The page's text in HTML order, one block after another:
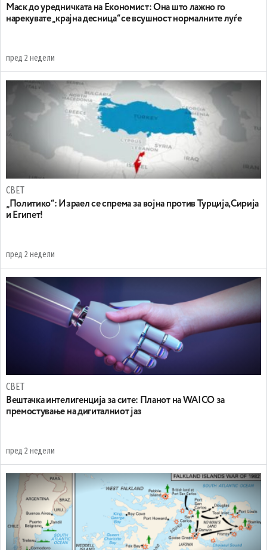
Маск до уредничката на Економист: Она што лажно го
нарекувате „крајна десница“ се всушност нормалните луѓе
пред 2 недели
СВЕТ
„Политико“: Израел се спрема за војна против Турција,Сирија
и Египет!
пред 2 недели
СВЕТ
Вештачка интелигенција за сите: Планот на WAICO за
премостување на дигиталниот јаз
пред 2 недели